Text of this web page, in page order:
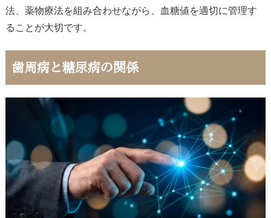
法、薬物療法を組み合わせながら、血糖値を適切に管理す
ることが大切です。
歯周病と糖尿病の関係